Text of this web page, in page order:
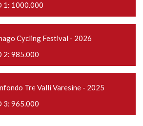
1: 1000.000
Cycling Festival - 2026
2: 985.000
Tre Valli Varesine - 2025
3: 965.000